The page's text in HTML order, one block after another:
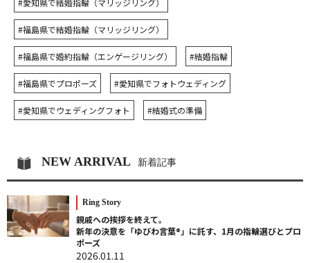
#福島県で結婚指輪（マリッジリング）
#福島県で婚約指輪（エンゲージリング） #結婚指輪
#福島県でプロポーズ #愛知県でフォトウェディング
#愛知県でウェディングフォト #結婚式の準備
NEW ARRIVAL 新着記事
Ring Story
親戚への挨拶を終えて。
新年の決意を「ゆびわ言葉®」に託す、1月の指輪選びとプロ
ポーズ
2026.01.11